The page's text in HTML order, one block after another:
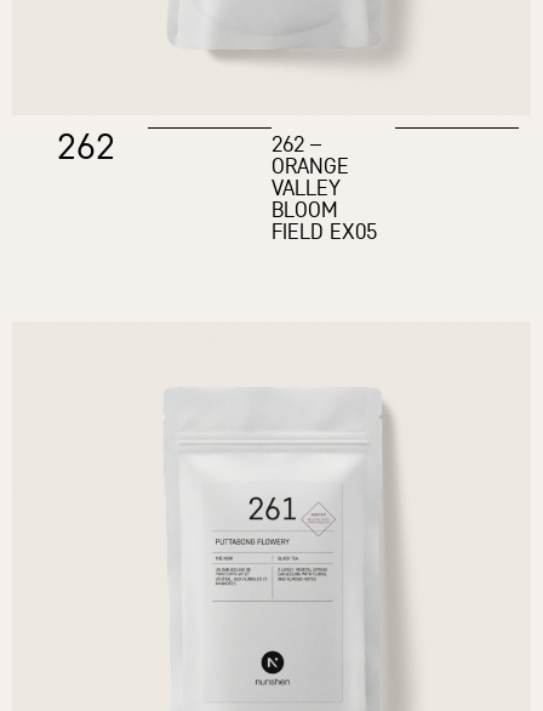
262 262 –
ORANGE
VALLEY
BLOOM
FIELD EX05